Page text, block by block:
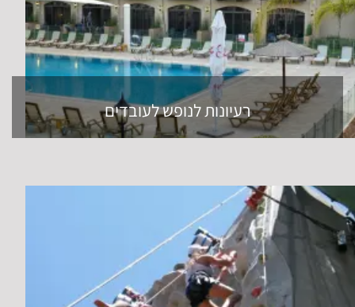
רעיונות לנופש לעובדים